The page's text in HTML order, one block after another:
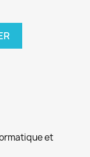
et